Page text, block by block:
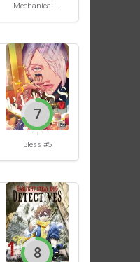
Mechanical Buddy Universe #1
Bless #5
7
8